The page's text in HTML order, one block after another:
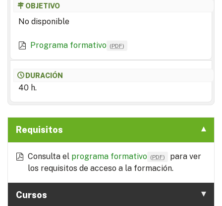
OBJETIVO
No disponible
Programa formativo (PDF)
DURACIÓN
40 h.
Requisitos
Consulta el programa formativo (PDF)
para ver
los requisitos de acceso a la formación.
Cursos